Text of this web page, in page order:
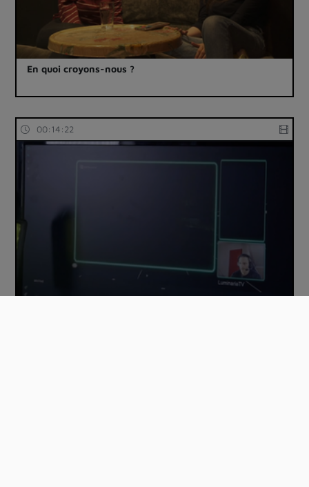
En quoi croyons-nous ?
00:14:22